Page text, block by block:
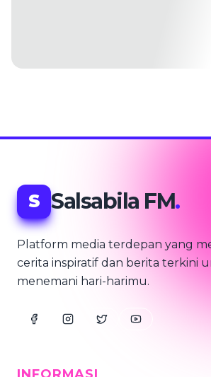
S Salsabila FM.
Platform media terdepan yang
cerita inspiratif dan berita terkini
menemani hari-harimu.